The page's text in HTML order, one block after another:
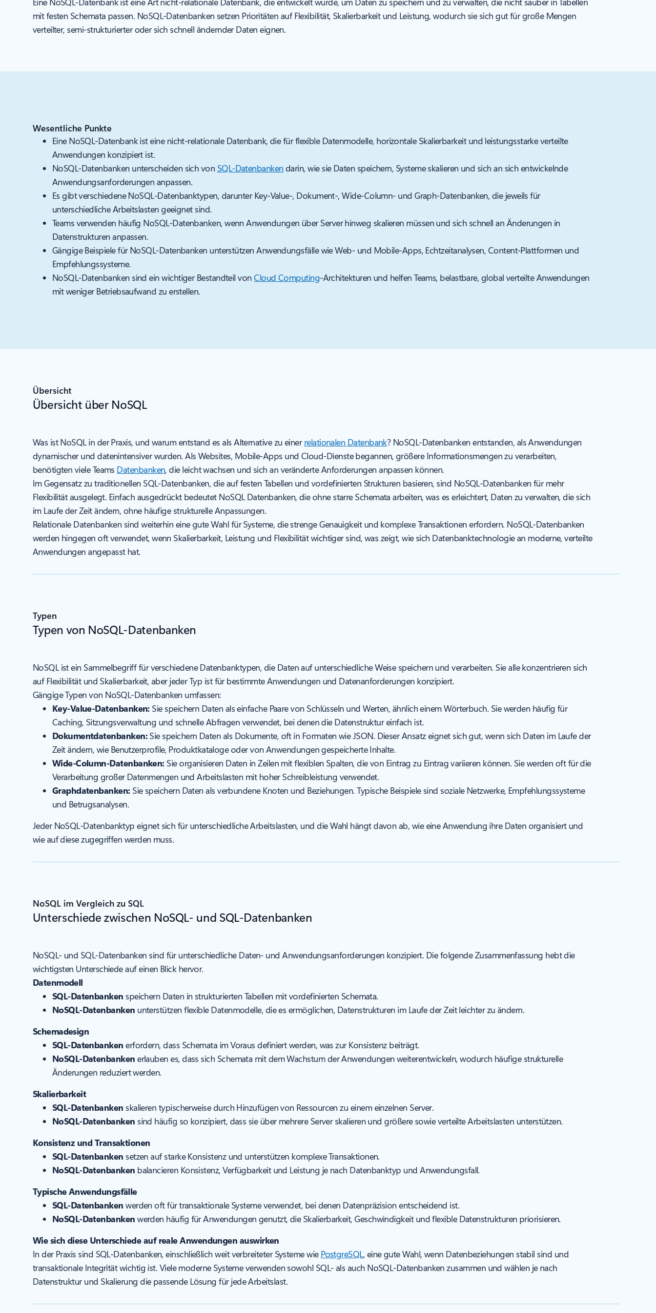
mit festen Schemata passen. NoSQL-Datenbanken setzen Prioritäten auf Flexibilität, Skalierbarkeit und Leistung, wodurch sie sich gut für große Mengen
verteilter, semi-strukturierter oder sich schnell ändernder Daten eignen.
Wesentliche Punkte
Eine NoSQL-Datenbank ist eine nicht-relationale Datenbank, die für flexible Datenmodelle, horizontale Skalierbarkeit und leistungsstarke verteilte
Anwendungen konzipiert ist.
NoSQL-Datenbanken unterscheiden sich von SQL-Datenbanken darin, wie sie Daten speichern, Systeme skalieren und sich an sich entwickelnde
Anwendungsanforderungen anpassen.
Es gibt verschiedene NoSQL-Datenbanktypen, darunter Key-Value-, Dokument-, Wide-Column- und Graph-Datenbanken, die jeweils für
unterschiedliche Arbeitslasten geeignet sind.
Teams verwenden häufig NoSQL-Datenbanken, wenn Anwendungen über Server hinweg skalieren müssen und sich schnell an Änderungen in
Datenstrukturen anpassen.
Gängige Beispiele für NoSQL-Datenbanken unterstützen Anwendungsfälle wie Web- und Mobile-Apps, Echtzeitanalysen, Content-Plattformen und
Empfehlungssysteme.
NoSQL-Datenbanken sind ein wichtiger Bestandteil vonCloud Computing-Architekturen und helfen Teams, belastbare, global verteilte Anwendungen
mit weniger Betriebsaufwand zu erstellen.
Übersicht
Übersicht über NoSQL
Was ist NoSQL in der Praxis, und warum entstand es als Alternative zu einerrelationalen Datenbank? NoSQL-Datenbanken entstanden, als Anwendungen
dynamischer und datenintensiver wurden. Als Websites, Mobile-Apps und Cloud-Dienste begannen, größere Informationsmengen zu verarbeiten,
benötigten viele Teams Datenbanken, die leicht wachsen und sich an veränderte Anforderungen anpassen können.
Im Gegensatz zu traditionellen SQL-Datenbanken, die auf festen Tabellen und vordefinierten Strukturen basieren, sind NoSQL-Datenbanken für mehr
Flexibilität ausgelegt. Einfach ausgedrückt bedeutet NoSQL Datenbanken, die ohne starre Schemata arbeiten, was es erleichtert, Daten zu verwalten, die sich
im Laufe der Zeit ändern, ohne häufige strukturelle Anpassungen.
Relationale Datenbanken sind weiterhin eine gute Wahl für Systeme, die strenge Genauigkeit und komplexe Transaktionen erfordern. NoSQL-Datenbanken
werden hingegen oft verwendet, wenn Skalierbarkeit, Leistung und Flexibilität wichtiger sind, was zeigt, wie sich Datenbanktechnologie an moderne, verteilte
Anwendungen angepasst hat.
Typen
Typen von NoSQL-Datenbanken
NoSQL ist ein Sammelbegriff für verschiedene Datenbanktypen, die Daten auf unterschiedliche Weise speichern und verarbeiten. Sie alle konzentrieren sich
auf Flexibilität und Skalierbarkeit, aber jeder Typ ist für bestimmte Anwendungen und Datenanforderungen konzipiert.
Gängige Typen von NoSQL-Datenbanken umfassen:
Key-Value-Datenbanken: Sie speichern Daten als einfache Paare von Schlüsseln und Werten, ähnlich einem Wörterbuch. Sie werden häufig für
Caching, Sitzungsverwaltung und schnelle Abfragen verwendet, bei denen die Datenstruktur einfach ist.
Dokumentdatenbanken: Sie speichern Daten als Dokumente, oft in Formaten wie JSON. Dieser Ansatz eignet sich gut, wenn sich Daten im Laufe der
Zeit ändern, wie Benutzerprofile, Produktkataloge oder von Anwendungen gespeicherte Inhalte.
Wide-Column-Datenbanken: Sie organisieren Daten in Zeilen mit flexiblen Spalten, die von Eintrag zu Eintrag variieren können. Sie werden oft für die
Verarbeitung großer Datenmengen und Arbeitslasten mit hoher Schreibleistung verwendet.
Graphdatenbanken: Sie speichern Daten als verbundene Knoten und Beziehungen. Typische Beispiele sind soziale Netzwerke, Empfehlungssysteme
und Betrugsanalysen.
Jeder NoSQL-Datenbanktyp eignet sich für unterschiedliche Arbeitslasten, und die Wahl hängt davon ab, wie eine Anwendung ihre Daten organisiert und
wie auf diese zugegriffen werden muss.
NoSQL im Vergleich zu SQL
Unterschiede zwischen NoSQL- und SQL-Datenbanken
NoSQL- und SQL-Datenbanken sind für unterschiedliche Daten- und Anwendungsanforderungen konzipiert. Die folgende Zusammenfassung hebt die
wichtigsten Unterschiede auf einen Blick hervor.
Datenmodell
SQL-Datenbanken speichern Daten in strukturierten Tabellen mit vordefinierten Schemata.
NoSQL-Datenbanken unterstützen flexible Datenmodelle, die es ermöglichen, Datenstrukturen im Laufe der Zeit leichter zu ändern.
Schemadesign
SQL-Datenbanken erfordern, dass Schemata im Voraus definiert werden, was zur Konsistenz beiträgt.
NoSQL-Datenbanken erlauben es, dass sich Schemata mit dem Wachstum der Anwendungen weiterentwickeln, wodurch häufige strukturelle
Änderungen reduziert werden.
Skalierbarkeit
SQL-Datenbanken skalieren typischerweise durch Hinzufügen von Ressourcen zu einem einzelnen Server.
NoSQL-Datenbanken sind häufig so konzipiert, dass sie über mehrere Server skalieren und größere sowie verteilte Arbeitslasten unterstützen.
Konsistenz und Transaktionen
SQL-Datenbanken setzen auf starke Konsistenz und unterstützen komplexe Transaktionen.
NoSQL-Datenbanken balancieren Konsistenz, Verfügbarkeit und Leistung je nach Datenbanktyp und Anwendungsfall.
Typische Anwendungsfälle
SQL-Datenbanken werden oft für transaktionale Systeme verwendet, bei denen Datenpräzision entscheidend ist.
NoSQL-Datenbanken werden häufig für Anwendungen genutzt, die Skalierbarkeit, Geschwindigkeit und flexible Datenstrukturen priorisieren.
Wie sich diese Unterschiede auf reale Anwendungen auswirken
In der Praxis sind SQL-Datenbanken, einschließlich weit verbreiteter Systeme wie PostgreSQL, eine gute Wahl, wenn Datenbeziehungen stabil sind und
transaktionale Integrität wichtig ist. Viele moderne Systeme verwenden sowohl SQL- als auch NoSQL-Datenbanken zusammen und wählen je nach
Datenstruktur und Skalierung die passende Lösung für jede Arbeitslast.